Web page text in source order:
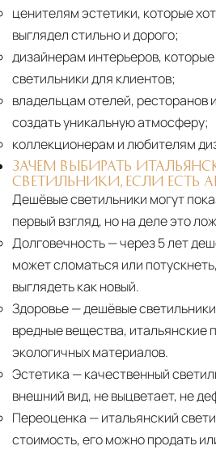
ценителям эстетики, которые
выглядел стильно и дорого;
дизайнерам интерьеров,
светильники для клиентов;
владельцам отелей, ресторанов
создать уникальную атмосферу;
коллекционерам и любителям
ЗАЧЕМ ВЫБИРАТЬ
СВЕТИЛЬНИКИ, ЕСЛИ ЕСТЬ
Дешёвые светильники могут
первый взгляд, но на деле это
Долговечность— через 5 лет
может сломаться или
выглядеть как новый.
Здоровье— дешёвые
вредные вещества, итальянские
экологичных материалов.
Эстетика — качественный
внешний вид, не выцветает, не
Переоценка — итальянский
стоимость, его можно продать